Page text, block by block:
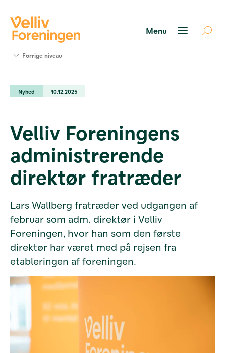
Værktøjer
Foreningen
Kontakt
os
Forrige niveau
Nyhed 10.12.2025
Velliv Foreningens
administrerende
direktør fratræder
Lars Wallberg fratræder ved udgangen af
februar som adm. direktør i Velliv
Foreningen, hvor han som den første
direktør har været med på rejsen fra
etableringen af foreningen.